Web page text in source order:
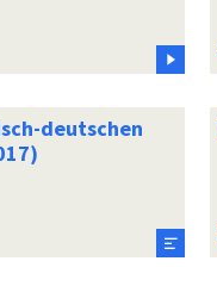
deutschen